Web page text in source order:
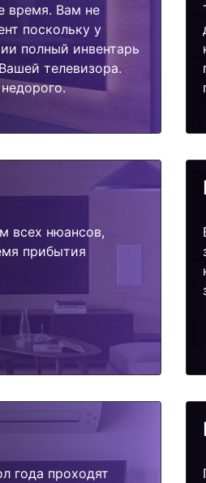
время. Вам не
поскольку у
полный инвентарь
телевизора.
всех нюансов,
прибытия
года проходят